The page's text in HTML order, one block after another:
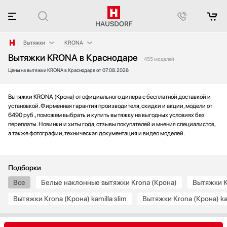
Вытяжки
Аксессуары
Аксессуары и принадлежности
Аромастанции
Барбекю
Беспроводные акустические системы
Блендеры
Варочные центры
Вафельницы
Вентиляторы
Винные шкафы
KRONA
AEG
Asko
Bertazzoni
BORA
Bosch
Brandt
Faber
Falmec
Fulgor Milano
Вытяжки KRONA в Краснодаре
455 моделей
Цены на вытяжки KRONA в Краснодаре от 07.08.2026
Вытяжки KRONA (Крона) от официального дилера с бесплатной доставкой и
установкой. Фирменная гарантия производителя, скидки и акции, модели от
6490 руб., поможем выбрать и купить вытяжку на выгодных условиях без
переплаты. Новинки и хиты года, отзывы покупателей и мнения специалистов,
а также фотографии, техническая документация и видео моделей.
Подборки
Все
Белые наклонные вытяжки Krona (Крона)
Вытяжки
Вытяжки Krona (Крона) kamilla slim
Вытяжки Krona (Крона)